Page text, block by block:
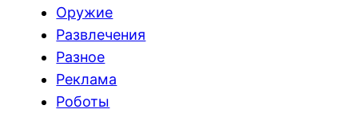
Оружие
Развлечения
Разное
Реклама
Роботы